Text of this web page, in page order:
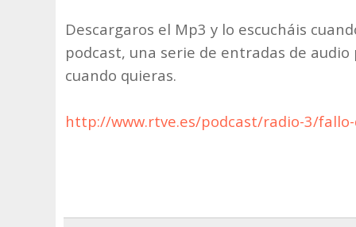
Descargaros el Mp3 y lo escucháis
podcast, una serie de entradas de
cuando quieras.
http://www.rtve.es/podcast/radio-3/